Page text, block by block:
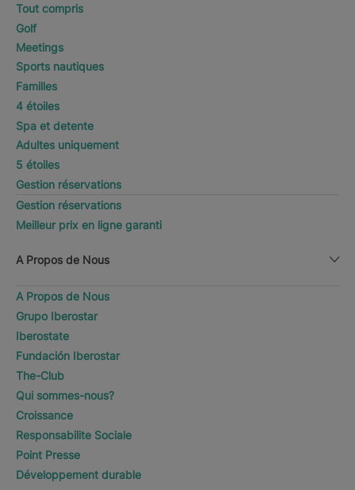
Tout compris
Golf
Meetings
Sports nautiques
Familles
4 étoiles
Spa et detente
Adultes uniquement
5 étoiles
Gestion réservations
Gestion réservations
Meilleur prix en ligne garanti
A Propos de Nous
A Propos de Nous
Grupo Iberostar
Iberostate
Fundación Iberostar
The-Club
Qui sommes-nous?
Croissance
Responsabilite Sociale
Point Presse
Développement durable